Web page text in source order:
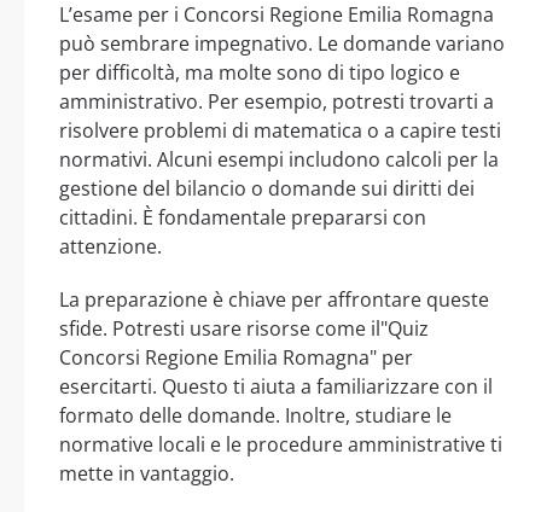
L’esame per i Concorsi Regione Emilia Romagna
può sembrare impegnativo. Le domande variano
per difficoltà, ma molte sono di tipo logico e
amministrativo. Per esempio, potresti trovarti a
risolvere problemi di matematica o a capire testi
normativi. Alcuni esempi includono calcoli per la
gestione del bilancio o domande sui diritti dei
cittadini. È fondamentale prepararsi con
attenzione.
La preparazione è chiave per affrontare queste
sfide. Potresti usare risorse come il"Quiz
Concorsi Regione Emilia Romagna" per
esercitarti. Questo ti aiuta a familiarizzare con il
formato delle domande. Inoltre, studiare le
normative locali e le procedure amministrative ti
mette in vantaggio.